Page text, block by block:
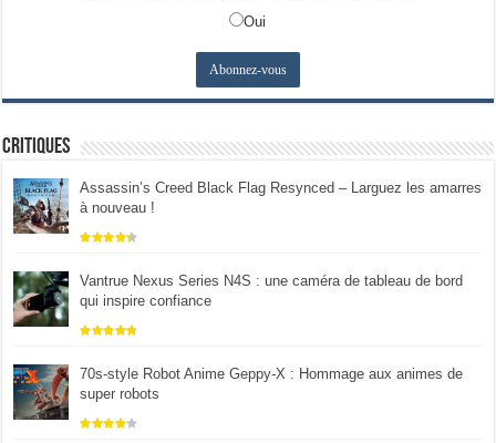
Oui
Critiques
Assassin’s Creed Black Flag Resynced – Larguez les amarres
à nouveau !
Vantrue Nexus Series N4S : une caméra de tableau de bord
qui inspire confiance
70s-style Robot Anime Geppy-X : Hommage aux animes de
super robots